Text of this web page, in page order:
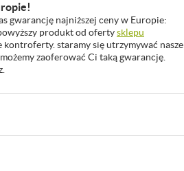
gwarancję najniższej ceny w Europie:
produkt od ofertysklepu
kontroferty. staramy się utrzymywać nasze
zaoferować Ci taką gwarancję.